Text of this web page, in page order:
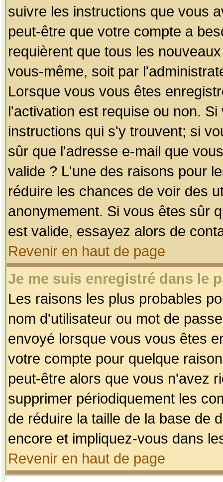
suivre les instructions que vous
peut-être que votre compte a
requièrent que tous les
vous-même, soit par
Lorsque vous vous êtes
l'activation est requise ou non.
instructions qui s'y trouvent; si
sûr que l'adresse e-mail que
valide ? L'une des raisons pour
réduire les chances de voir des
anonymement. Si vous êtes sûr
est valide, essayez alors de
Revenir en haut de page
Je me suis enregistré dans le
Les raisons les plus probables
nom d'utilisateur ou mot de
envoyé lorsque vous vous êtes
votre compte pour quelque
peut-être alors que vous n'avez
supprimer périodiquement les
de réduire la taille de la base de
encore et impliquez-vous dans
Revenir en haut de page